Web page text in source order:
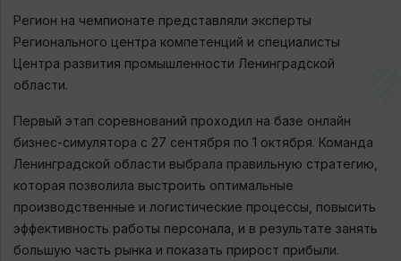
Регион на чемпионате представляли эксперты
Регионального центра компетенций и специалисты
Центра развития промышленности Ленинградской
области.
Первый этап соревнований проходил на базе онлайн
бизнес-симулятора с 27 сентября по 1 октября. Команда
Ленинградской области выбрала правильную стратегию,
которая позволила выстроить оптимальные
производственные и логистические процессы, повысить
эффективность работы персонала, и в результате занять
большую часть рынка и показать прирост прибыли.